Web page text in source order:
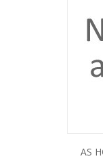
AS